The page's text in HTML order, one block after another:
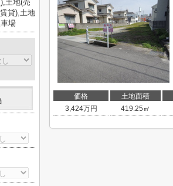
価格 土地面積
3,424万円 419.25㎡
土地(売
貸),土地
場